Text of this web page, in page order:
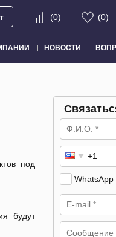
(0) (0)
НОВОСТИ
под
будут
WhatsApp